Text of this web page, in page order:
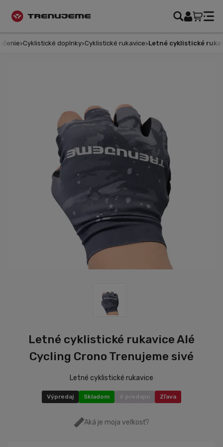
Cyklistické doplnky Cyklistické rukavice Letné cyklistické
Letné cyklistické rukavice Alé
Cycling Crono Trenujeme sivé
Letné cyklistické rukavice
Výpredaj Skladom V predajni Zľava
Aká je moja veľkosť?